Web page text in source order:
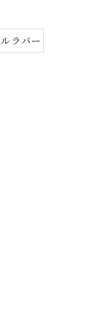
ラバー